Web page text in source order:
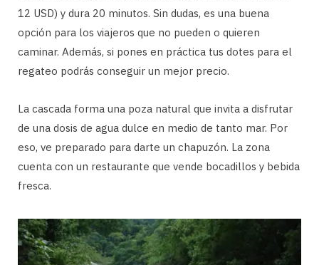
12 USD) y dura 20 minutos. Sin dudas, es una buena
opción para los viajeros que no pueden o quieren
caminar. Además, si pones en práctica tus dotes para el
regateo podrás conseguir un mejor precio.
La cascada forma una poza natural que invita a disfrutar
de una dosis de agua dulce en medio de tanto mar. Por
eso, ve preparado para darte un chapuzón. La zona
cuenta con un restaurante que vende bocadillos y bebida
fresca.